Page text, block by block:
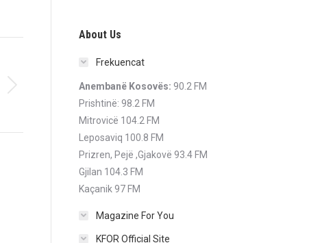
About Us
Frekuencat
Anembanë Kosovës: 90.2 FM
Prishtinë: 98.2 FM
Mitrovicë 104.2 FM
Leposaviq 100.8 FM
Prizren, Pejë ,Gjakovë 93.4 FM
Gjilan 104.3 FM
Kaçanik 97 FM
Magazine For You
KFOR Official Site